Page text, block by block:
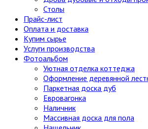
Столы
Прайс-лист
Оплата и доставка
Купим сырье
Услуги производства
Фотоальбом
Уютная отделка коттеджа
Оформление деревянной
Паркетная доска дуб
Евровагонка
Наличник
Массивная доска для пола